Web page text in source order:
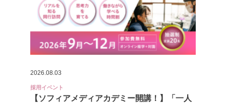
2026.08.03
採用イベント
【ソフィアメディアカデミー開講！】「一人